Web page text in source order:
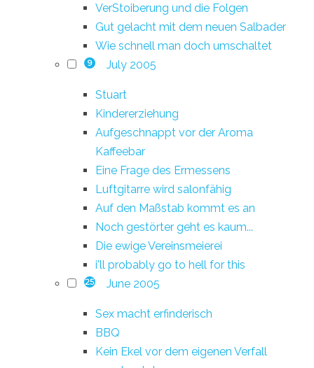
VerStoiberung und die Folgen
Gut gelacht mit dem neuen Salbader
Wie schnell man doch umschaltet
9 July 2005
Stuart
Kindererziehung
Aufgeschnappt vor der Aroma
Kaffeebar
Eine Frage des Ermessens
Luftgitarre wird salonfähig
Auf den Maßstab kommt es an
Noch gestörter geht es kaum...
Die ewige Vereinsmeierei
i'll probably go to hell for this
25 June 2005
Sex macht erfinderisch
BBQ
Kein Ekel vor dem eigenen Verfall